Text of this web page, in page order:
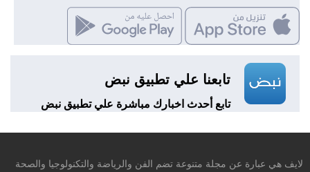
تابعنا علي تطبيق نبض
تابع أحدث اخبارك مباشرة علي تطبيق نبض
لايف هي عبارة عن مجلة متنوعة تضم الفن والرياضة والتكنولوجيا والصحة